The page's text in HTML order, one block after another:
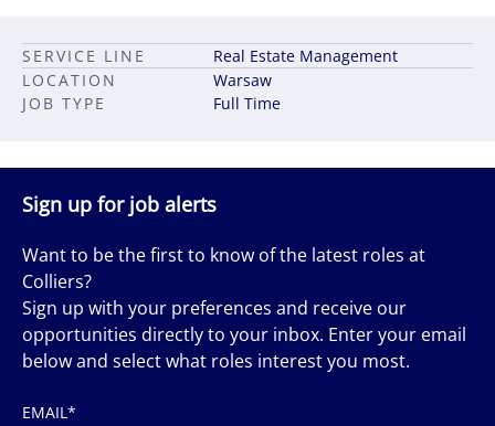
JOB TYPE Full Time
LOCATION Warsaw
SERVICE LINE Real Estate Management
Sign up for job alerts
Want to be the first to know of the latest roles at
Colliers?
Sign up with your preferences and receive our
opportunities directly to your inbox. Enter your email
below and select what roles interest you most.
EMAIL*